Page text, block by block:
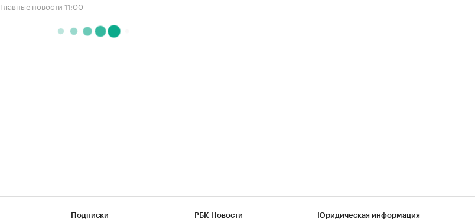
Главные новости 11:00
Подписки РБК Новости Юридическая информация